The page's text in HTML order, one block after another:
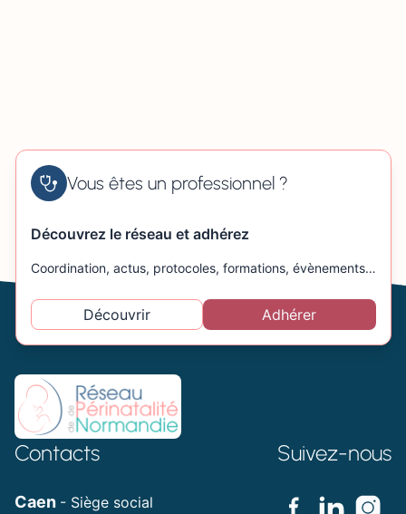
Vous êtes un professionnel ?
Découvrez le réseau et adhérez
Coordination, actus, protocoles, formations, évènements…
Découvrir Adhérer
Contacts
Caen - Siège social
Suivez-nous